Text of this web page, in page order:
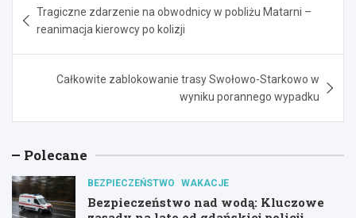
wpisu
Tragiczne zdarzenie na obwodnicy w pobliżu Matarni –
reanimacja kierowcy po kolizji
Całkowite zablokowanie trasy Swołowo-Starkowo w
wyniku porannego wypadku
Polecane
BEZPIECZEŃSTWO WAKACJE
Bezpieczeństwo nad wodą: Kluczowe